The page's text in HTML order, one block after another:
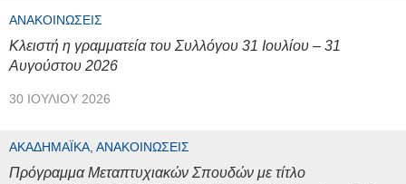
ΑΝΑΚΟΙΝΏΣΕΙΣ
Κλειστή η γραμματεία του Συλλόγου 31 Ιουλίου – 31
Αυγούστου 2026
30 ΙΟΥΛΊΟΥ 2026
ΑΚΑΔΗΜΑΪΚΆ, ΑΝΑΚΟΙΝΏΣΕΙΣ
Πρόγραμμα Μεταπτυχιακών Σπουδών με τίτλο